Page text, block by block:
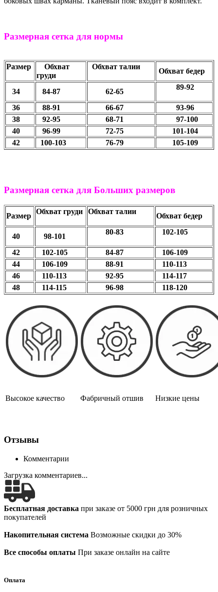
Размерная сетка для нормы
Размер
Обхват
груди
Обхват талии
Обхват бедер
34 84-87 62-65
89-92
36 88-91 66-67
93-96
38
92-95 68-71
97-100
40
96-99 72-75
101-104
42
100-103 76-79 105-109
Размерная сетка для Больших размеров
Размер
Обхват груди Обхват талии
Обхват бедер
40 98-101
80-83 102-105
42 102-105 84-87
106-109
44
106-109 88-91
110-113
46
110-113 92-95
114-117
48
114-115 96-98 118-120
Высокое качество Фабричный отшив Низкие цены
Отзывы
Комментарии
Загрузка комментариев...
Бесплатная доставка при заказе от 5000 грн для розничных
покупателей
Накопительная система Возможные скидки до 30%
Все способы оплаты При заказе онлайн на сайте
Оплата